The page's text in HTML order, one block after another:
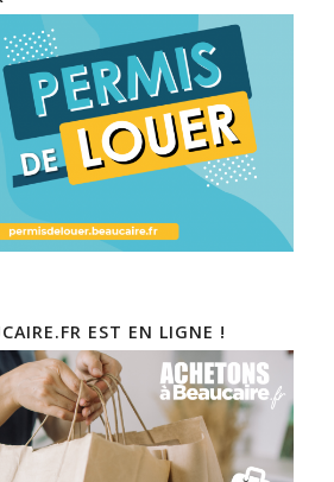
EST EN LIGNE !